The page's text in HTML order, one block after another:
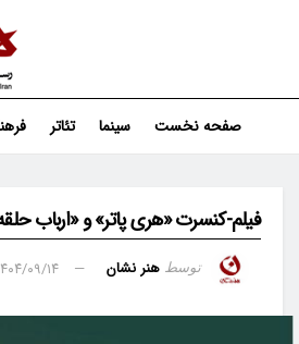
صفحه نخست سینما تئاتر
فیلم-کنسرت «هری پاتر» و «ارباب
توسط هنر نشان ۱۴۰۴/۰۹/